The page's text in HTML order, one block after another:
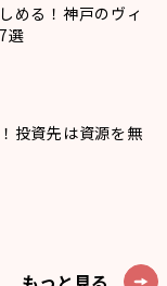
める！神戸のヴィ
選
投資先は資源を無